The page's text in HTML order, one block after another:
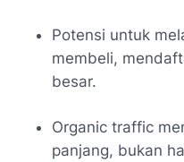
Potensi untuk
membeli,
besar.
Organic traffic
panjang, bukan